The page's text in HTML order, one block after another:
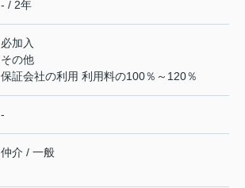
- / 2年
必加入
その他
保証会社の利用 利用料の100％～120％
-
仲介 / 一般